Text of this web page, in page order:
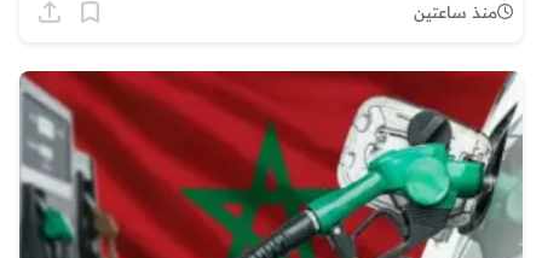
منذ ساعتين